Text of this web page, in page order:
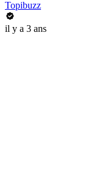
Topibuzz
il y a 3 ans